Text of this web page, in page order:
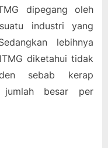
dipegang oleh
industri yang
lebihnya
diketahui tidak
sebab kerap
jumlah besar per